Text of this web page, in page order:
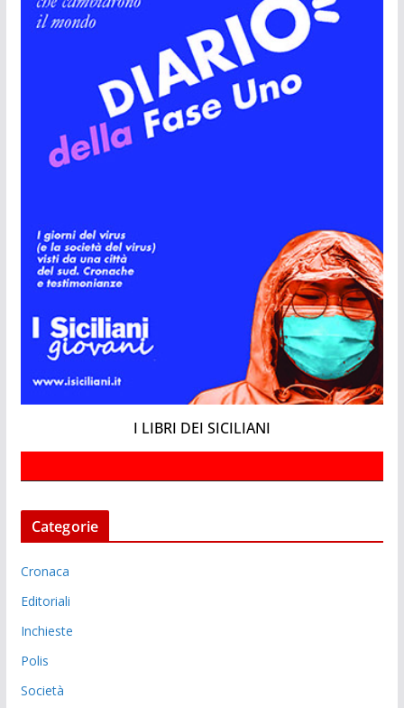
I LIBRI DEI SICILIANI
Categorie
Cronaca
Editoriali
Inchieste
Polis
Società